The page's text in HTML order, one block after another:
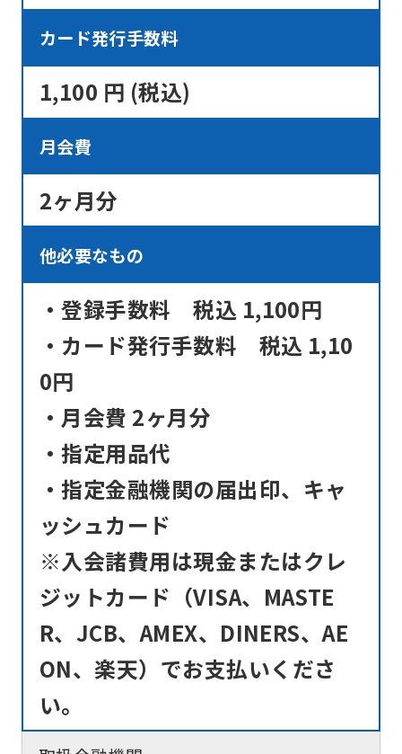
カード発行手数料
1,100 円 (税込)
月会費
2ヶ月分
他必要なもの
・登録手数料 税込 1,100円
・カード発行手数料 税込 1,10
0円
・月会費 2ヶ月分
・指定用品代
・指定金融機関の届出印、キャ
ッシュカード
※入会諸費用は現金またはクレ
ジットカード（VISA、MASTE
R、JCB、AMEX、DINERS、AE
ON、楽天）でお支払いくださ
い。